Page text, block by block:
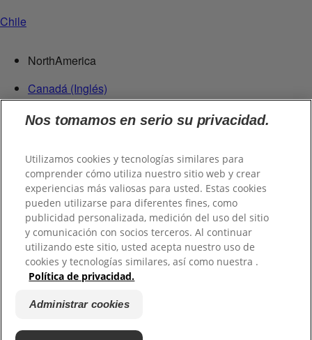
Chile
NorthAmerica
Canadá (Inglés)
Canadá (Francés)
Estados Unidos
Centroamérica
Guatemala
Suramérica
Chile
Colombia
Ecuador
Perú
Paraguay
Nos tomamos en serio su privacidad.
Utilizamos cookies y tecnologías similares para
comprender cómo utiliza nuestro sitio web y crear
experiencias más valiosas para usted. Estas cookies
pueden utilizarse para diferentes fines, como
publicidad personalizada, medición del uso del sitio
y comunicación con socios terceros. Al continuar
utilizando este sitio, usted acepta nuestro uso de
cookies y tecnologías similares, así como nuestra .
Política de privacidad.
Administrar cookies